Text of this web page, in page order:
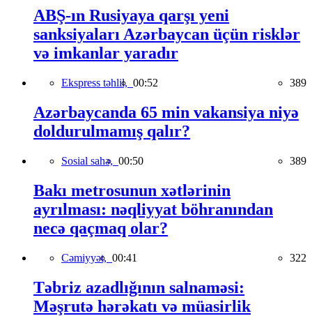
ABŞ-ın Rusiyaya qarşı yeni
sanksiyaları Azərbaycan üçün risklər
və imkanlar yaradır
Ekspress təhlil, 00:52 389
Azərbaycanda 65 min vakansiya niyə
doldurulmamış qalır?
Sosial sahə, 00:50 389
Bakı metrosunun xətlərinin
ayrılması: nəqliyyat böhranından
necə qaçmaq olar?
Cəmiyyət, 00:41 322
Təbriz azadlığının salnaməsi:
Məşrutə hərəkatı və müasirlik